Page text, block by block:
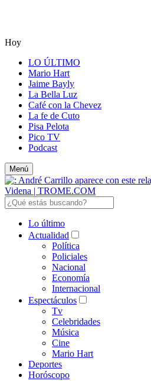
Hoy
LO ÚLTIMO
Mario Hart
Jaime Bayly
La Bella Luz
Café con la Chevez
La fe de Cuto
Pisa Pelota
Pico TV
Podcast
Menú
Lo último
Actualidad
Política
Policiales
Nacional
Economía
Internacional
Espectáculos
Tv
Celebridades
Música
Cine
Mario Hart
Deportes
Horóscopo